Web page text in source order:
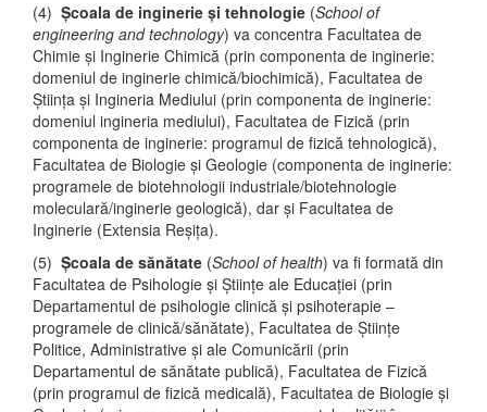
(4) Școala de inginerie și tehnologie (School of
engineering and technology) va concentra Facultatea de
Chimie și Inginerie Chimică (prin componenta de inginerie:
domeniul de inginerie chimică/biochimică), Facultatea de
Știința și Ingineria Mediului (prin componenta de inginerie:
domeniul ingineria mediului), Facultatea de Fizică (prin
componenta de inginerie: programul de fizică tehnologică),
Facultatea de Biologie și Geologie (componenta de inginerie:
programele de biotehnologii industriale/biotehnologie
moleculară/inginerie geologică), dar și Facultatea de
Inginerie (Extensia Reșița).
(5) Școala de sănătate (School of health) va fi formată din
Facultatea de Psihologie și Științe ale Educației (prin
Departamentul de psihologie clinică și psihoterapie –
programele de clinică/sănătate), Facultatea de Științe
Politice, Administrative și ale Comunicării (prin
Departamentul de sănătate publică), Facultatea de Fizică
(prin programul de fizică medicală), Facultatea de Biologie și